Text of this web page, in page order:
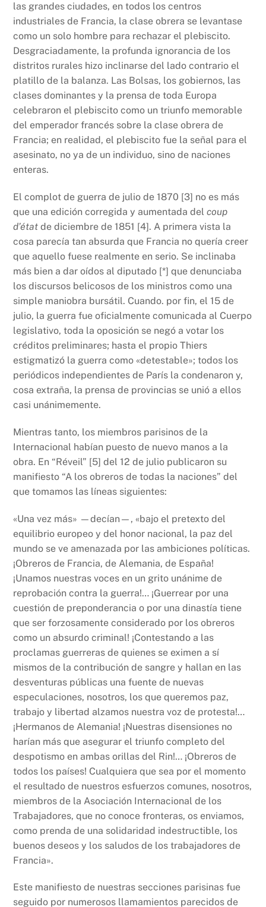
las grandes ciudades, en todos los centros
industriales de Francia, la clase obrera se levantase
como un solo hombre para rechazar el plebiscito.
Desgraciadamente, la profunda ignorancia de los
distritos rurales hizo inclinarse del lado contrario el
platillo de la balanza. Las Bolsas, los gobiernos, las
clases dominantes y la prensa de toda Europa
celebraron el plebiscito como un triunfo memorable
del emperador francés sobre la clase obrera de
Francia; en realidad, el plebiscito fue la señal para el
asesinato, no ya de un individuo, sino de naciones
enteras.
El complot de guerra de julio de 1870 [3] no es más
que una edición corregida y aumentada delcoup
d’état de diciembre de 1851 [4]. A primera vista la
cosa parecía tan absurda que Francia no quería creer
que aquello fuese realmente en serio. Se inclinaba
más bien a dar oídos al diputado [*] que denunciaba
los discursos belicosos de los ministros como una
simple maniobra bursátil. Cuando. por fin, el 15 de
julio, la guerra fue oficialmente comunicada al Cuerpo
legislativo, toda la oposición se negó a votar los
créditos preliminares; hasta el propio Thiers
estigmatizó la guerra como «detestable»; todos los
periódicos independientes de París la condenaron y,
cosa extraña, la prensa de provincias se unió a ellos
casi unánimemente.
Mientras tanto, los miembros parisinos de la
Internacional habían puesto de nuevo manos a la
obra. En “Réveil” [5] del 12 de julio publicaron su
manifiesto “A los obreros de todas la naciones” del
que tomamos las líneas siguientes:
«Una vez más» —decían—, «bajo el pretexto del
equilibrio europeo y del honor nacional, la paz del
mundo se ve amenazada por las ambiciones políticas.
¡Obreros de Francia, de Alemania, de España!
¡Unamos nuestras voces en un grito unánime de
reprobación contra la guerra!… ¡Guerrear por una
cuestión de preponderancia o por una dinastía tiene
que ser forzosamente considerado por los obreros
como un absurdo criminal! ¡Contestando a las
proclamas guerreras de quienes se eximen a sí
mismos de la contribución de sangre y hallan en las
desventuras públicas una fuente de nuevas
especulaciones, nosotros, los que queremos paz,
trabajo y libertad alzamos nuestra voz de protesta!…
¡Hermanos de Alemania! ¡Nuestras disensiones no
harían más que asegurar el triunfo completo del
despotismo en ambas orillas del Rin!… ¡Obreros de
todos los países! Cualquiera que sea por el momento
el resultado de nuestros esfuerzos comunes, nosotros,
miembros de la Asociación Internacional de los
Trabajadores, que no conoce fronteras, os enviamos,
como prenda de una solidaridad indestructible, los
buenos deseos y los saludos de los trabajadores de
Francia».
Este manifiesto de nuestras secciones parisinas fue
seguido por numerosos llamamientos parecidos de